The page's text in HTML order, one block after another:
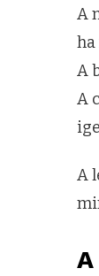
A
ha
A
A
A